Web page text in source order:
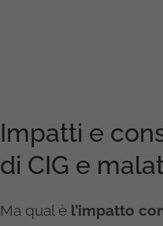
Impatti e
di CIG e
Ma qual è l’impatto